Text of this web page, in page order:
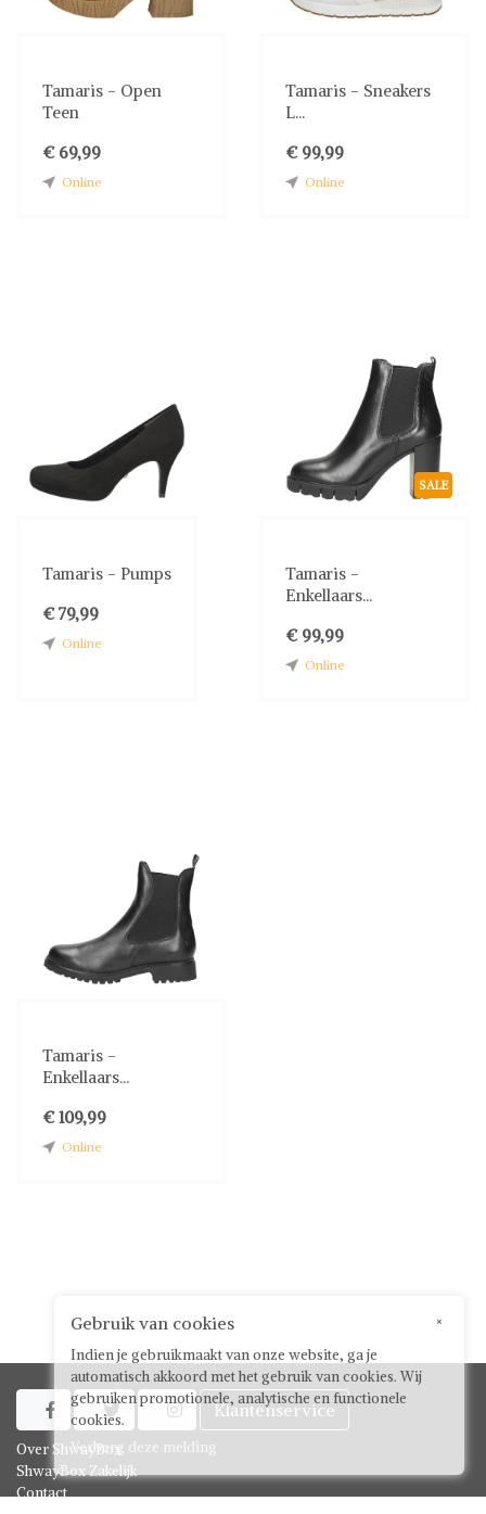
Tamaris - Open
Teen
€ 69,99
Online
Tamaris - Sneakers
L...
€ 99,99
Online
Tamaris - Pumps
€ 79,99
Online
SALE
Tamaris -
Enkellaars...
€ 99,99
Online
Tamaris -
Enkellaars...
€ 109,99
Online
   Klantenservice
Over ShwayBox
ShwayBox Zakelijk
Contact
×
Gebruik van cookies
Indien je gebruikmaakt van onze website, ga je
automatisch akkoord met het gebruik van cookies. Wij
gebruiken promotionele, analytische en functionele
cookies.
Verberg deze melding